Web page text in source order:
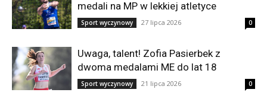
medali na MP w lekkiej atletyce
Sport wyczynowy 27 lipca 2026 0
Uwaga, talent! Zofia Pasierbek z
dwoma medalami ME do lat 18
Sport wyczynowy 21 lipca 2026 0